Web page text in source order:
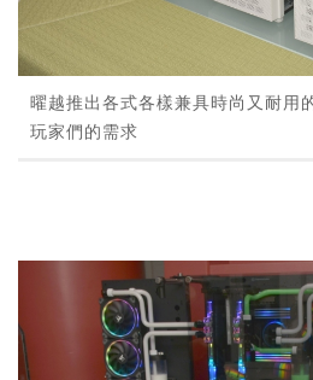
曜越推出各式各樣兼具時尚又耐用
玩家們的需求